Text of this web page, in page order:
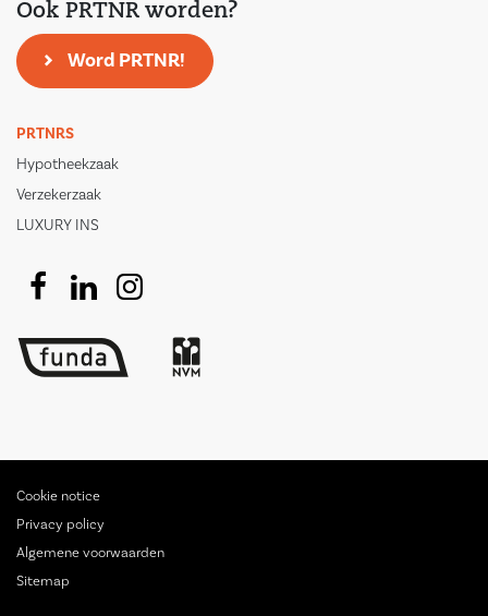
Ook PRTNR worden?
Word PRTNR!
PRTNRS
Hypotheekzaak
Verzekerzaak
LUXURY INS
Cookie notice
Privacy policy
Algemene voorwaarden
Sitemap